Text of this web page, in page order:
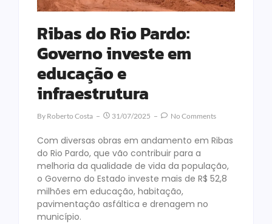
Ribas do Rio Pardo:
Governo investe em
educação e
infraestrutura
By Roberto Costa 31/07/2025 No Comments
Com diversas obras em andamento em Ribas
do Rio Pardo, que vão contribuir para a
melhoria da qualidade de vida da população,
o Governo do Estado investe mais de R$ 52,8
milhões em educação, habitação,
pavimentação asfáltica e drenagem no
município.